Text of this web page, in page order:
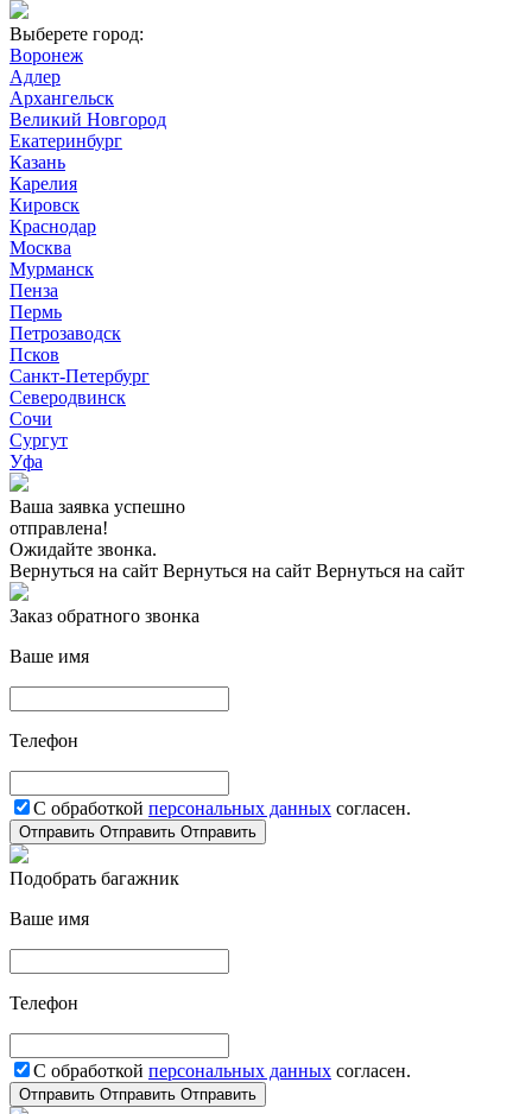
Выберете город:
Воронеж
Адлер
Архангельск
Великий Новгород
Екатеринбург
Казань
Карелия
Кировск
Краснодар
Москва
Мурманск
Пенза
Пермь
Петрозаводск
Псков
Санкт-Петербург
Северодвинск
Сочи
Сургут
Уфа
Ваша заявка успешно
отправлена!
Ожидайте звонка.
Вернуться на сайт Вернуться на сайт Вернуться на сайт
Заказ обратного звонка
Ваше имя
Телефон
С обработкой персональных данных согласен.
Отправить Отправить Отправить
Подобрать багажник
Ваше имя
Телефон
С обработкой персональных данных согласен.
Отправить Отправить Отправить